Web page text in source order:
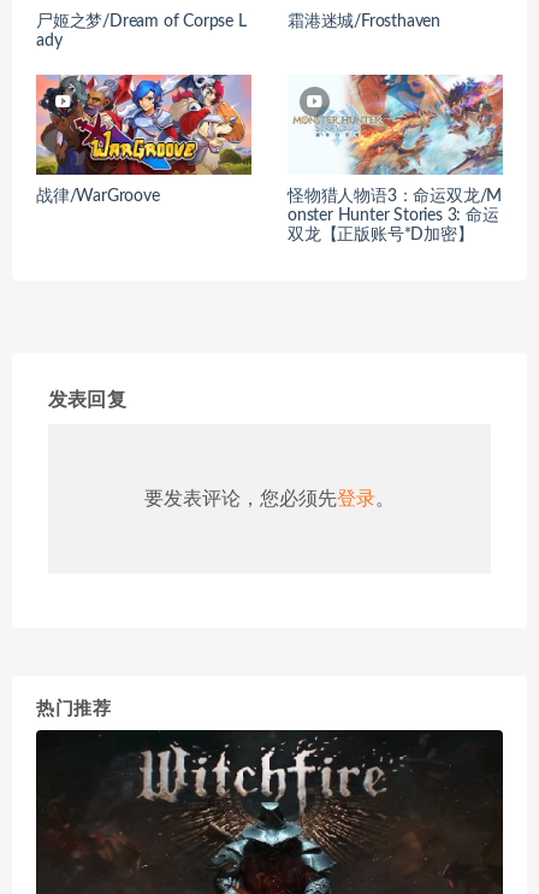
尸姬之梦/Dream of Corpse L
ady
霜港迷城/Frosthaven
战律/WarGroove
怪物猎人物语3：命运双龙/M
onster Hunter Stories 3: 命运
双龙【正版账号*D加密】
发表回复
要发表评论，您必须先登录。
热门推荐